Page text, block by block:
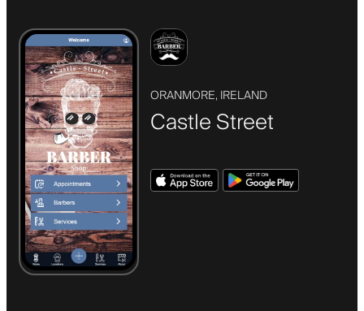
ORANMORE, IRELAND
Castle Street